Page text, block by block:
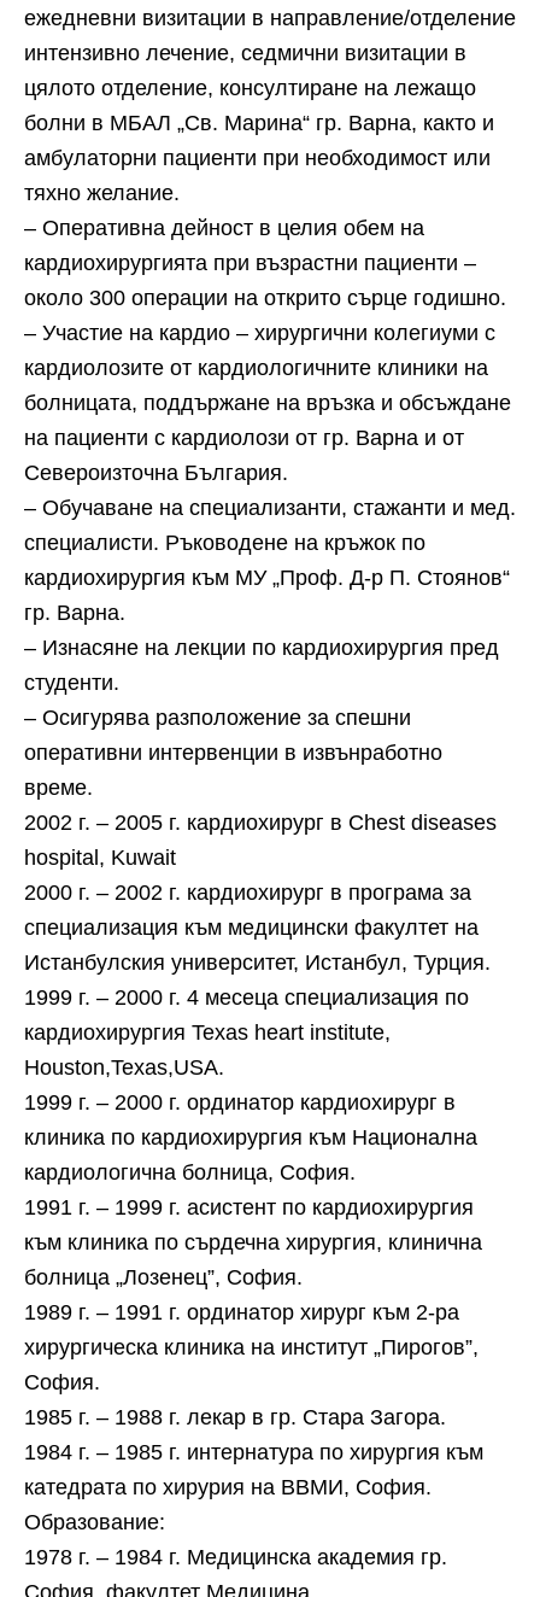
ежедневни визитации в направление/отделение
интензивно лечение, седмични визитации в
цялото отделение, консултиране на лежащо
болни в МБАЛ „Св. Марина“ гр. Варна, както и
амбулаторни пациенти при необходимост или
тяхно желание.
– Оперативна дейност в целия обем на
кардиохирургията при възрастни пациенти –
около 300 операции на открито сърце годишно.
– Участие на кардио – хирургични колегиуми с
кардиолозите от кардиологичните клиники на
болницата, поддържане на връзка и обсъждане
на пациенти с кардиолози от гр. Варна и от
Североизточна България.
– Обучаване на специализанти, стажанти и мед.
специалисти. Ръководене на кръжок по
кардиохирургия към МУ „Проф. Д-р П. Стоянов“
гр. Варна.
– Изнасяне на лекции по кардиохирургия пред
студенти.
– Осигурява разположение за спешни
оперативни интервенции в извънработно
време.
2002 г. – 2005 г. кардиохирург в Chest diseases
hospital, Kuwait
2000 г. – 2002 г. кардиохирург в програма за
специализация към медицински факултет на
Истанбулския университет, Истанбул, Турция.
1999 г. – 2000 г. 4 месеца специализация по
кардиохирургия Texas heart institute,
Houston,Texas,USA.
1999 г. – 2000 г. ординатор кардиохирург в
клиника по кардиохирургия към Национална
кардиологична болница, София.
1991 г. – 1999 г. асистент по кардиохирургия
към клиника по сърдечна хирургия, клинична
болница „Лозенец”, София.
1989 г. – 1991 г. ординатор хирург към 2-ра
хирургическа клиника на институт „Пирогов”,
София.
1985 г. – 1988 г. лекар в гр. Стара Загора.
1984 г. – 1985 г. интернатура по хирургия към
катедрата по хирурия на ВВМИ, София.
Образование:
1978 г. – 1984 г. Медицинска академия гр.
София, факултет Медицина.